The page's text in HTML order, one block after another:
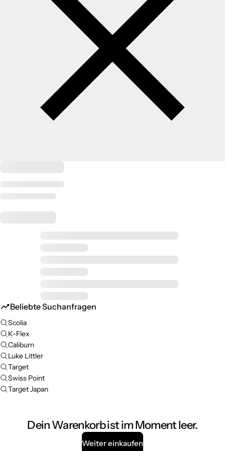
Beliebte Suchanfragen
Scolia
K-Flex
Caliburn
Luke Littler
Target
Swiss Point
Target Japan
Dein Warenkorb ist im Moment leer.
Weiter einkaufen